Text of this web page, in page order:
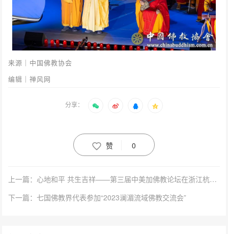
来源｜中国佛教协会
编辑｜禅风网
分享：
赞 0
上一篇：心地和平 共生吉祥——第三届中美加佛教论坛在浙江杭州举行
下一篇：七国佛教界代表参加“2023澜湄流域佛教交流会”